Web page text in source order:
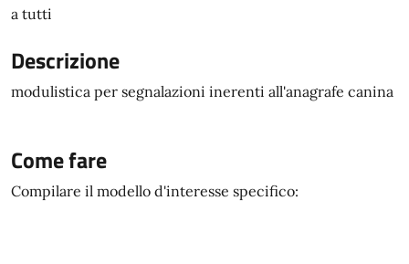
a tutti
Descrizione
modulistica per segnalazioni inerenti all'anagrafe canina
Come fare
Compilare il modello d'interesse specifico: